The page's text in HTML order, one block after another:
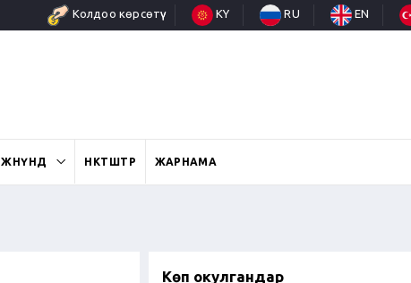
Колдоо көрсөтүү KY RU EN
ӨНӨКТӨШТӨР ЖАРНАМА
Көп окулгандар